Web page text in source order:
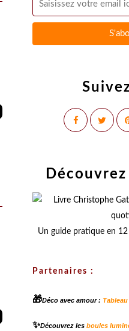
Un guide pratique en
Partenaires :
🎁Déco avec amour :
✨Découvrez les boules